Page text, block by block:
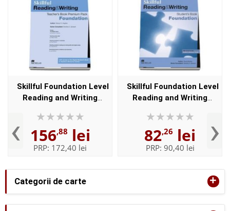
Categorii de carte +
‹
Skillful Foundation Level
Reading and Writing
Pack
156,88 lei
PRP: 172,40 lei
Skillful Foundation Level
Reading and Writing
82,26 lei
PRP: 90,40 lei ›